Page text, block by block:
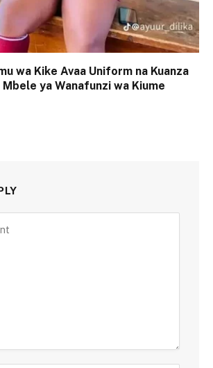
wa Kike Avaa Uniform na Kuanza
Mbele ya Wanafunzi wa Kiume